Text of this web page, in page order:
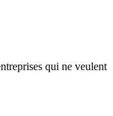
qui ne veulent